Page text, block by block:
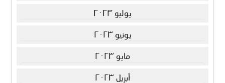
يوليو ٢٠٢٣
يونيو ٢٠٢٣
مايو ٢٠٢٣
أبريل ٢٠٢٣